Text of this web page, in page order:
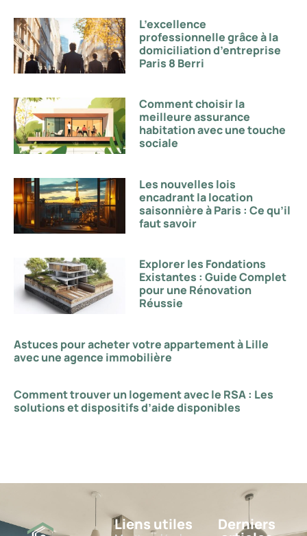
L’excellence
professionnelle grâce à la
domiciliation d’entreprise
Paris 8 Berri
Comment choisir la
meilleure assurance
habitation avec une touche
sociale
Les nouvelles lois
encadrant la location
saisonnière à Paris : Ce qu’il
faut savoir
Explorer les Fondations
Existantes : Guide Complet
pour une Rénovation
Réussie
Astuces pour acheter votre appartement à Lille
avec une agence immobilière
Comment trouver un logement avec le RSA : Les
solutions et dispositifs d’aide disponibles
Liens utiles Derniers